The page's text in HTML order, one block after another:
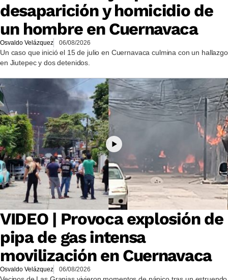
desaparición y homicidio de
un hombre en Cuernavaca
Osvaldo Velázquez 06/08/2026
Un caso que inició el 15 de julio en Cuernavaca culmina con un hallazgo
en Jiutepec y dos detenidos.
VIDEO | Provoca explosión de
pipa de gas intensa
movilización en Cuernavaca
Osvaldo Velázquez 06/08/2026